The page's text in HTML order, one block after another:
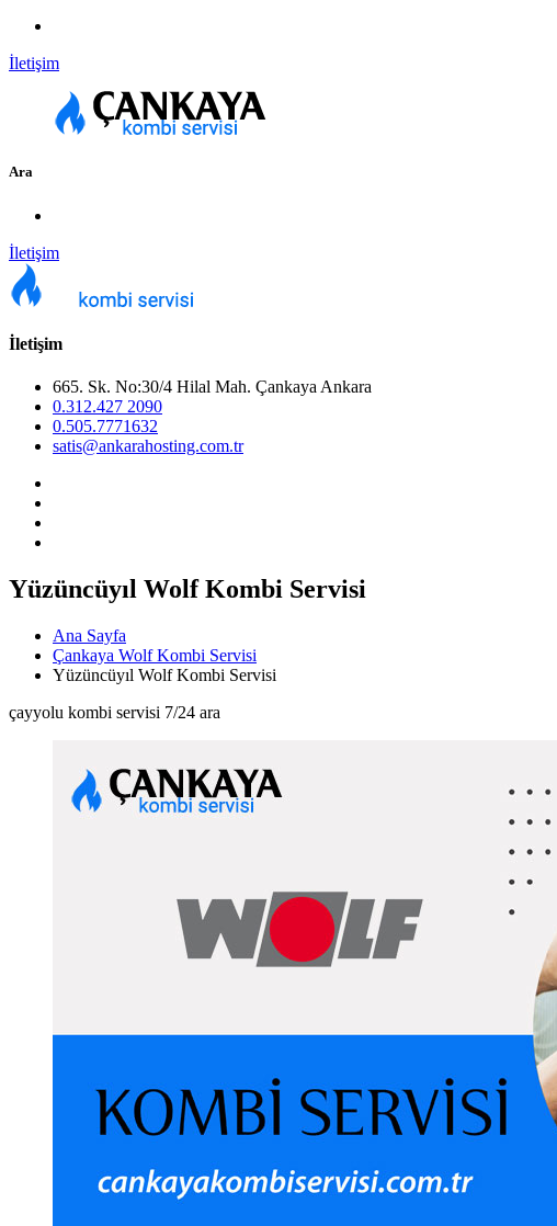
İletişim
Ara
İletişim
İletişim
665. Sk. No:30/4 Hilal Mah. Çankaya Ankara
0.312.427 2090
0.505.7771632
satis@ankarahosting.com.tr
Yüzüncüyıl Wolf Kombi Servisi
Ana Sayfa
Çankaya Wolf Kombi Servisi
Yüzüncüyıl Wolf Kombi Servisi
çayyolu kombi servisi 7/24 ara